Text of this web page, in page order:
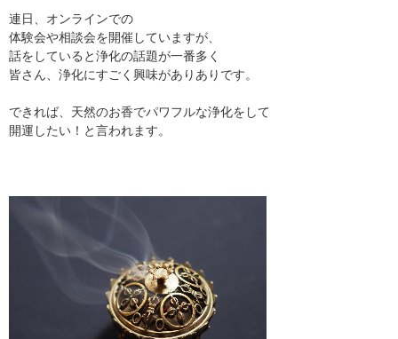
連日、オンラインでの
体験会や相談会を開催していますが、
話をしていると浄化の話題が一番多く
皆さん、浄化にすごく興味がありありです。
できれば、天然のお香でパワフルな浄化をして
開運したい！と言われます。